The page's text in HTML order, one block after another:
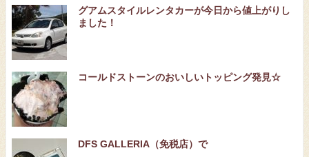
グアムスタイルレンタカーが今日から値上がりし
ました！
コールドストーンのおいしいトッピング発見☆
DFS GALLERIA（免税店）で